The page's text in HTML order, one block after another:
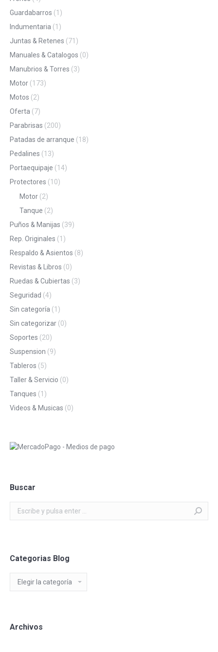
Guardabarros (1)
Indumentaria (1)
Juntas & Retenes (71)
Manuales & Catalogos (0)
Manubrios & Torres (3)
Motor (173)
Motos (2)
Oferta (7)
Parabrisas (200)
Patadas de arranque (18)
Pedalines (13)
Portaequipaje (14)
Protectores (10)
Motor (2)
Tanque (2)
Puños & Manijas (39)
Rep. Originales (1)
Respaldo & Asientos (8)
Revistas & Libros (0)
Ruedas & Cubiertas (3)
Seguridad (4)
Sin categoría (1)
Sin categorizar (0)
Soportes (20)
Suspension (9)
Tableros (5)
Taller & Servicio (0)
Tanques (1)
Videos & Musicas (0)
Buscar
Categorias Blog
Blog
Archivos